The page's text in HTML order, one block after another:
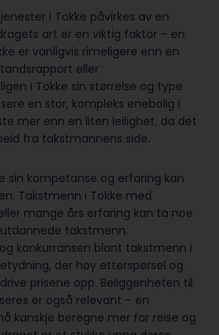
i Tokke påvirkes av en
art er en viktig faktor – en
er vanligvis rimeligere enn en
eller
i Tokke sin størrelse og type
en stor, kompleks enebolig i
mer enn en liten leilighet, da det
fra takstmannens side.
sin kompetanse og erfaring kan
Takstmenn i Tokke med
mange års erfaring kan ta noe
takstmenn.
konkurransen blant takstmenn i
der høy etterspørsel og
prisene opp. Beliggenheten til
er også relevant – en
kanskje beregne mer for reise og